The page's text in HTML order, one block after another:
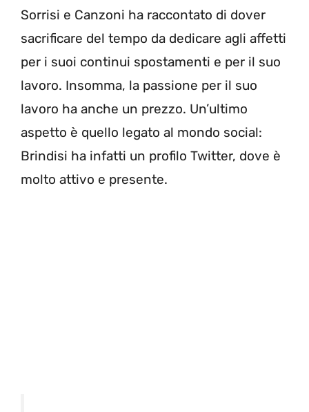
Sorrisi e Canzoni ha raccontato di dover
sacrificare del tempo da dedicare agli affetti
per i suoi continui spostamenti e per il suo
lavoro. Insomma, la passione per il suo
lavoro ha anche un prezzo. Un’ultimo
aspetto è quello legato al mondo social:
Brindisi ha infatti un profilo Twitter, dove è
molto attivo e presente.